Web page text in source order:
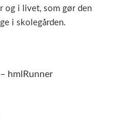
og i livet, som gør den
i skolegården.
hmlRunner